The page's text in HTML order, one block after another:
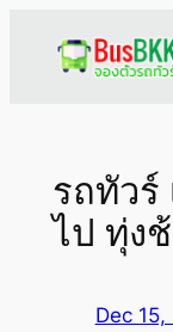
รถทัวร์
ไป ทุ่ง
Dec